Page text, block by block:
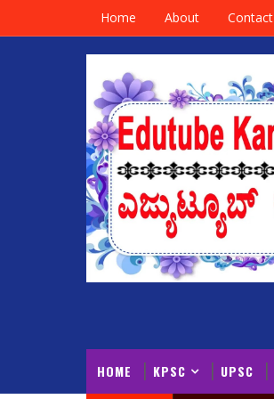
Home About Contact
HOME KPSC UPSC